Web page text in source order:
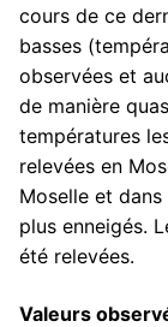
cours de ce
basses
observées et
de manière
températures
relevées en
Moselle et
plus enneigés.
été relevées.
Valeurs